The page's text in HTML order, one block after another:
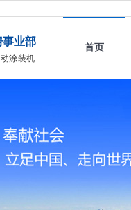
事业部
涂装机
首页